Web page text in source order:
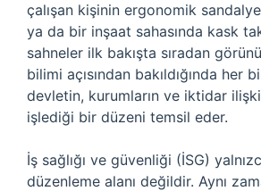
çalışan kişinin ergonomik
ya da bir inşaat sahasında kask
sahneler ilk bakışta sıradan
bilimi açısından bakıldığında her
devletin, kurumların ve iktidar
işlediği bir düzeni temsil eder.
İş sağlığı ve güvenliği (İSG)
düzenleme alanı değildir. Aynı